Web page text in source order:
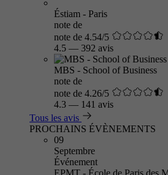
Éstiam - Paris
note de
note de 4.54/5
4.5 — 392 avis
MBS - School of Business
note de
note de 4.26/5
4.3 — 141 avis
Tous les avis
PROCHAINS ÉVÈNEMENTS
09
Septembre
Événement
EPMT - École de Paris des